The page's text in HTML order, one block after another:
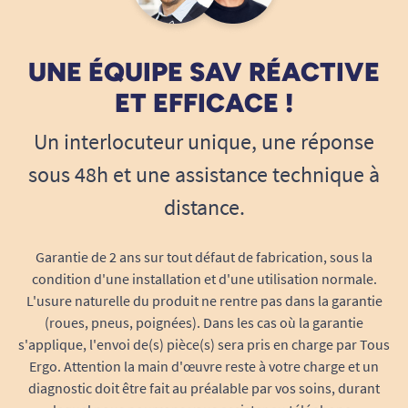
aucun répit, mais n’empêche pas Benoît de
d’apprendre.
Le rôle essentiel de l’entourage
bienveillants. Autant de piliers qui, chaque
jour, aident l’auteur à repousser ses limites.
Des tranches de vie mêlant humour,
dérision, tendresse, pour aborder la
plainte, mais avec lucidité et sincérité.
Une authenticité qui touche au cœur : pas
de fioritures, juste le témoignage vibrant
d’un jeune homme d’aujourd’hui face à un
handicap invisible et sournois.
Marcher, tomber... et se relever : le
Rapide sans soucis
A. Anonymous
26/01/2015
Ce livre est très émouvant et témoigne de la volonté de
l'auteur qui malgré son handicap arrive à lutter avec
courage et détermination contre l'adversité. C'est un
05/01/2015
Envoi reçu 3 jours après avoir placé ma commande.
Paquet bien fait et arrivé en excellent état!
A. Anonymous
UNE ÉQUIPE SAV RÉACTIVE
ET EFFICACE !
Un interlocuteur unique, une réponse
sous 48h et une assistance technique à
distance.
Garantie de 2 ans sur tout défaut de fabrication, sous la
condition d'une installation et d'une utilisation normale.
L'usure naturelle du produit ne rentre pas dans la garantie
(roues, pneus, poignées). Dans les cas où la garantie
s'applique, l'envoi de(s) pièce(s) sera pris en charge par Tous
Ergo. Attention la main d'œuvre reste à votre charge et un
diagnostic doit être fait au préalable par vos soins, durant